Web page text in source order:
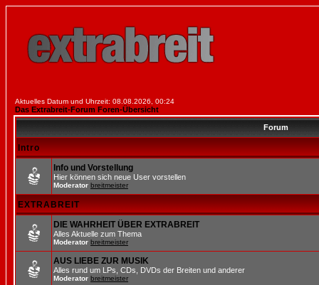
Aktuelles Datum und Uhrzeit: 08.08.2026, 00:24
Das Extrabreit-Forum Foren-Übersicht
Forum
Intro
Info und Vorstellung
Hier können sich neue User vorstellen
Moderator breitmeister
EXTRABREIT
DIE WAHRHEIT ÜBER EXTRABREIT
Alles Aktuelle zum Thema
Moderator breitmeister
AUS LIEBE ZUR MUSIK
Alles rund um LPs, CDs, DVDs der Breiten und anderer
Moderator breitmeister